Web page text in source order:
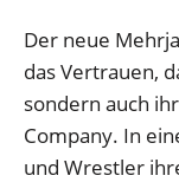
Der neue
das Vertrauen,
sondern auch
Company. In
und Wrestler